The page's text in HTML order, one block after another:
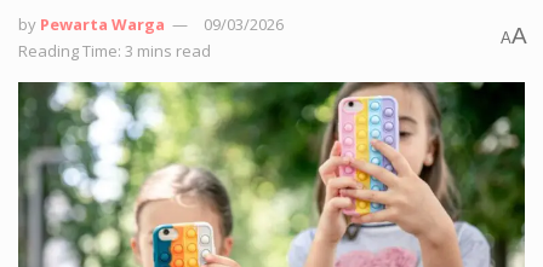
by Pewarta Warga
09/03/2026
Reading Time: 3 mins read
AA